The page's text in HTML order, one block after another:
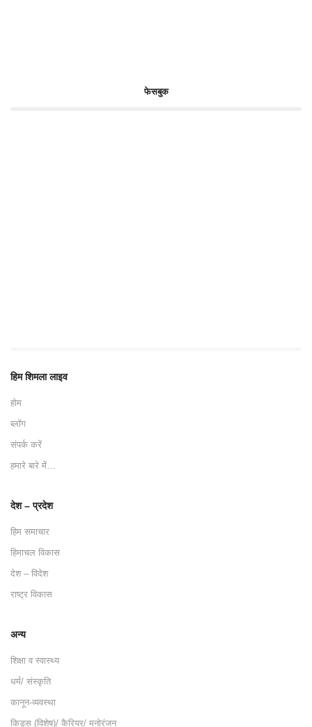
फेसबुक
हिम शिमला लाइव
होम
ब्लॉग
संपर्क करें
हमारे बारे में…
देश – प्रदेश
हिम समाचार
हिमाचल विकास
देश – विदेश
राष्ट्र विकास
अन्य
शिक्षा व स्वास्थ्य
धर्म/ संस्कृति
कानून-व्यवस्था
किड्स (विशेष)/ कैरियर/ मनोरंजन